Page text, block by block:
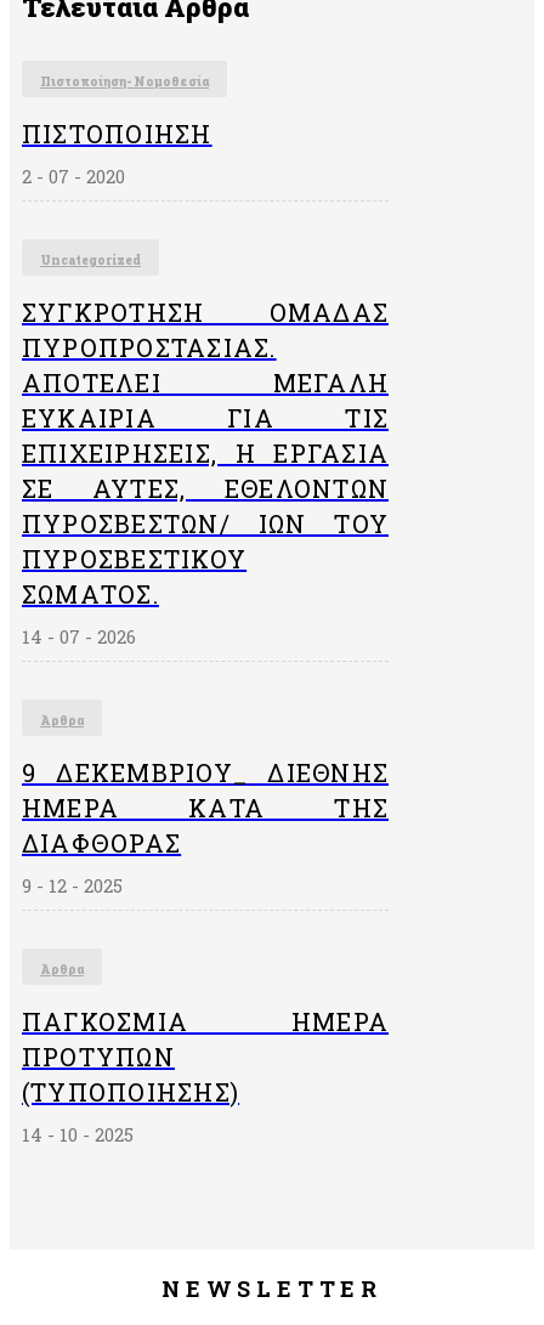
Τελευταία Αρθρα
Πιστοποίηση- Νομοθεσία
ΠΙΣΤΟΠΟΊΗΣΗ
2 - 07 - 2020
Uncategorized
ΣΥΓΚΡΌΤΗΣΗ ΟΜΆΔΑΣ
ΠΥΡΟΠΡΟΣΤΑΣΊΑΣ.
ΑΠΟΤΕΛΕΊ ΜΕΓΆΛΗ
ΕΥΚΑΙΡΊΑ ΓΙΑ ΤΙΣ
ΕΠΙΧΕΙΡΉΣΕΙΣ, Η ΕΡΓΑΣΊΑ
ΣΕ ΑΥΤΈΣ, ΕΘΕΛΟΝΤΏΝ
ΠΥΡΟΣΒΕΣΤΏΝ/ ΙΏΝ ΤΟΥ
ΠΥΡΟΣΒΕΣΤΙΚΟΎ
ΣΏΜΑΤΟΣ.
14 - 07 - 2026
Άρθρα
9 ΔΕΚΕΜΒΡΙΟΥ_ ΔΙΕΘΝΗΣ
ΗΜΕΡΑ ΚΑΤΑ ΤΗΣ
ΔΙΑΦΘΟΡΑΣ
9 - 12 - 2025
Άρθρα
ΠΑΓΚΌΣΜΙΑ ΗΜΈΡΑ
ΠΡΟΤΎΠΩΝ
(ΤΥΠΟΠΟΊΗΣΗΣ)
14 - 10 - 2025
NEWSLETTER